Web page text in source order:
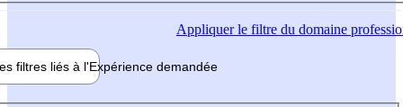
Appliquerle filtre du domaine
filtres liés à l'Expérience demandée